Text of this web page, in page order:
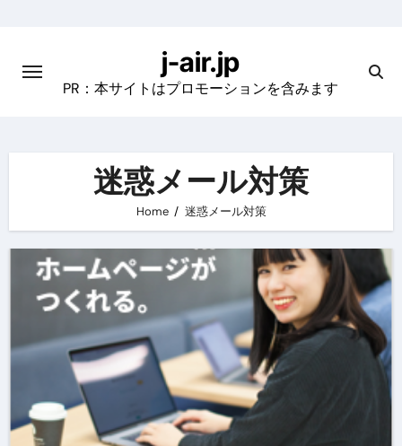
content
j-air.jp
PR：本サイトはプロモーションを含みます
迷惑メール対策
Home 迷惑メール対策